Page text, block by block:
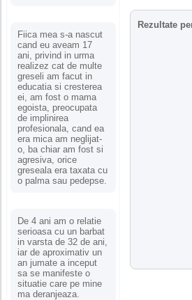
Fiica mea s-a nascut
cand eu aveam 17
ani, privind in urma
realizez cat de multe
greseli am facut in
educatia si cresterea
ei, am fost o mama
egoista, preocupata
de implinirea
profesionala, cand ea
era mica am neglijat-
o, ba chiar am fost si
agresiva, orice
greseala era taxata cu
o palma sau pedepse.
De 4 ani am o relatie
serioasa cu un barbat
in varsta de 32 de ani,
iar de aproximativ un
an jumate a inceput
sa se manifeste o
situatie care pe mine
ma deranjeaza.
Rezultate